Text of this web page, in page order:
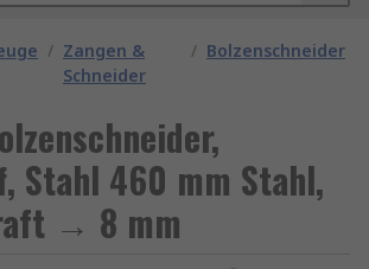
/ Zangen &
Schneider
/ Bolzenschneider
Stahl 460 mm Stahl,
→ 8 mm